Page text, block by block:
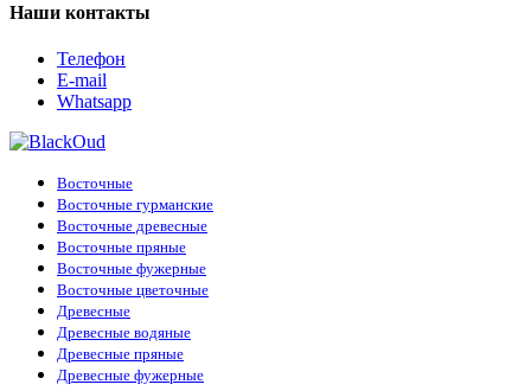
Наши контакты
Телефон
E-mail
Whatsapp
Восточные
Восточные гурманские
Восточные древесные
Восточные пряные
Восточные фужерные
Восточные цветочные
Древесные
Древесные водяные
Древесные пряные
Древесные фужерные